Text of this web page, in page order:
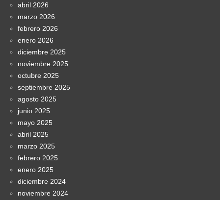
abril 2026
marzo 2026
febrero 2026
enero 2026
diciembre 2025
noviembre 2025
octubre 2025
septiembre 2025
agosto 2025
junio 2025
mayo 2025
abril 2025
marzo 2025
febrero 2025
enero 2025
diciembre 2024
noviembre 2024